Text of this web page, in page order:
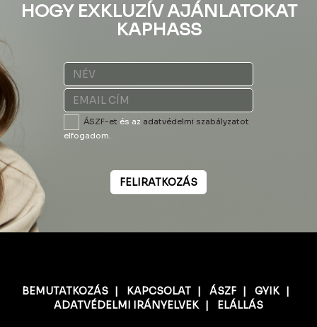
HOGY EXKLUZÍV AJÁNLATOKAT
KAPHASS
ÁSZF-et és az adatvédelmi szabályzatot
elfogadom.
FELIRATKOZÁS
BEMUTATKOZÁS| KAPCSOLAT| ÁSZF| GYIK|
ADATVÉDELMI IRÁNYELVEK| ELÁLLÁS